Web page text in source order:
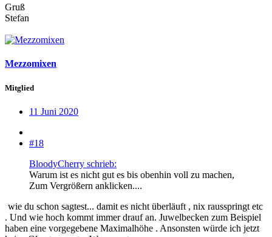
Gruß
Stefan
Mezzomixen
Mitglied
11 Juni 2020
#18
BloodyCherry schrieb:
Warum ist es nicht gut es bis obenhin voll zu machen,
Zum Vergrößern anklicken....
wie du schon sagtest... damit es nicht überläuft , nix rausspringt etc
. Und wie hoch kommt immer drauf an. Juwelbecken zum Beispiel
haben eine vorgegebene Maximalhöhe . Ansonsten würde ich jetzt